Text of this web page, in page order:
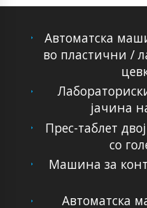
Автоматска
во пластични /
јачина
Прес-таблет
со
Машина за
Автоматска